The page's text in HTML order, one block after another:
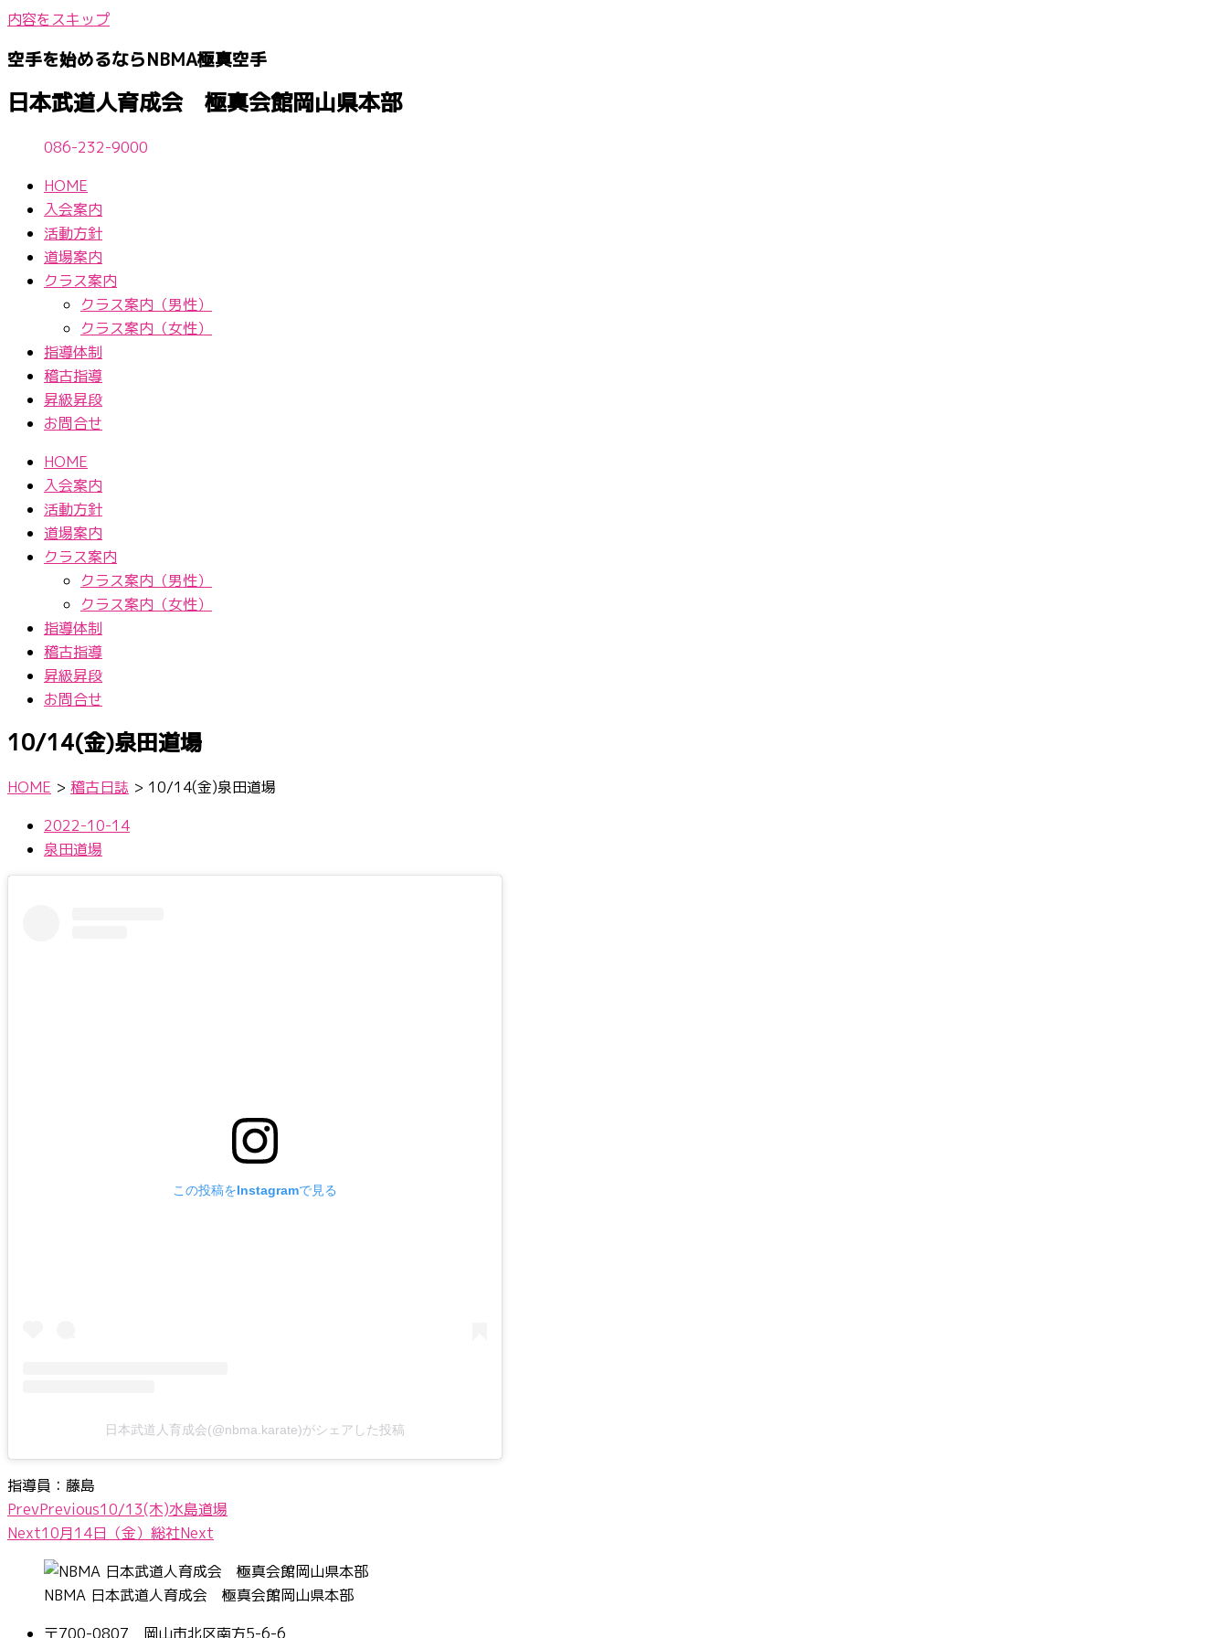
内容をスキップ
空手を始めるならNBМA極真空手
日本武道人育成会 極真会館岡山県本部
086-232-9000
HOME
入会案内
活動方針
道場案内
クラス案内
クラス案内（男性）
クラス案内（女性）
指導体制
稽古指導
昇級昇段
お問合せ
HOME
入会案内
活動方針
道場案内
クラス案内
クラス案内（男性）
クラス案内（女性）
指導体制
稽古指導
昇級昇段
お問合せ
10/14(金)泉田道場
HOME > 稽古日誌 > 10/14(金)泉田道場
2022-10-14
泉田道場
この投稿をInstagramで見る
日本武道人育成会(@nbma.karate)がシェアした投稿
指導員：藤島
PrevPrevious10/13(木)水島道場
Next10月14日（金）総社Next
NBMA 日本武道人育成会 極真会館岡山県本部
〒700-0807 岡山市北区南方5-6-6